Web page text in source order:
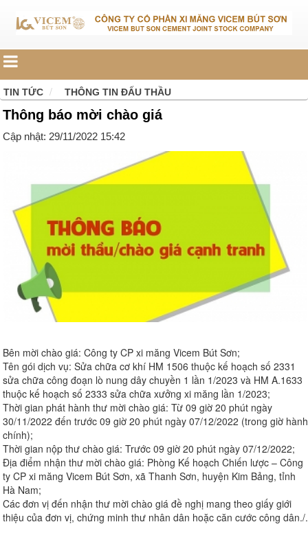
TIN TỨC THÔNG TIN ĐẤU THẦU
Thông báo mời chào giá
Cập nhật: 29/11/2022 15:42
Bên mời chào giá: Công ty CP xi măng Vicem Bút Sơn;
Tên gói dịch vụ: Sửa chữa cơ khí HM 1506 thuộc kế hoạch số 2331
sửa chữa công đoạn lò nung dây chuyền 1 lần 1/2023 và HM A.1633
thuộc kế hoạch số 2333 sửa chữa xưởng xi măng lần 1/2023;
Thời gian phát hành thư mời chào giá: Từ 09 giờ 20 phút ngày
30/11/2022 đến trước 09 giờ 20 phút ngày 07/12/2022 (trong giờ hành
chính);
Thời gian nộp thư chào giá: Trước 09 giờ 20 phút ngày 07/12/2022;
Địa điểm nhận thư mời chào giá: Phòng Kế hoạch Chiến lược – Công
ty CP xi măng Vicem Bút Sơn, xã Thanh Sơn, huyện Kim Bảng, tỉnh
Hà Nam;
Các đơn vị đến nhận thư mời chào giá đề nghị mang theo giấy giới
thiệu của đơn vị, chứng minh thư nhân dân hoặc căn cước công dân./.